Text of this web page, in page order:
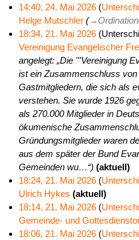
n
g
s
u
n
g
n
f
a
s
s
u
n
g
m
e
n
f
a
s
s
u
n
g
a
m
m
e
n
f
a
s
s
u
n
g
s
z
u
s
a
m
m
e
n
f
a
s
s
u
n
g
4
M
K
e
i
n
e
B
e
a
r
b
e
i
t
u
n
g
s
z
14:40, 24. Mai 2026
Helge Mutschler →
18:34, 21. Mai 2026
Vereinigung Evangelischer
angelegt: „Die '''Vereinigung
ist ein Zusammenschluss von
Gastmitgliedern, die sich als
verstehen. Sie wurde 1926
als 270.000 Mitglieder in
ökumenische
Gründungsmitglieder waren
aus dem später der Bund
Gemeinden wu…“
aktuell
18:24, 21. Mai 2026
Ulrich Hykes
K
e
i
aktuell
18:14, 21. Mai 2026
Gemeinde- und
K
18:06, 21. Mai 2026